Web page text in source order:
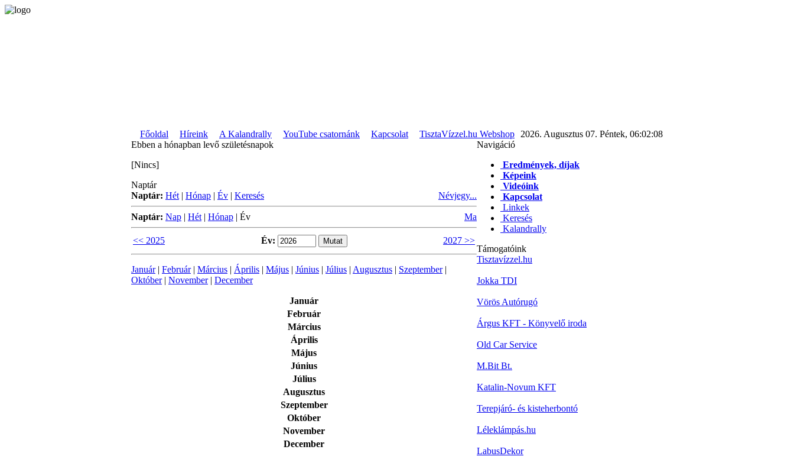
Főoldal Híreink A Kalandrally YouTube csatornánk Kapcsolat TisztaVízzel.hu Webshop
2026. Augusztus 07. Péntek, 06:02:08
Ebben a hónapban levő születésnapok
[Nincs]
Naptár
Naptár: Hét | Hónap | Év | Keresés Névjegy...
Naptár: Nap | Hét | Hónap | Év Ma
<< 2025 Év: 2027 >>
Január| Február| Március | Április | Május | Június | Július | Augusztus | Szeptember|
Október| November| December
Január
Február
Március
Április
Május
Június
Július
Augusztus
Szeptember
Október
November
December
Navigáció
Eredmények, díjak
Képeink
Videóink
Kapcsolat
Linkek
Keresés
Kalandrally
Támogatóink
Tisztavízzel.hu
Jokka TDI
Vörös Autórugó
Árgus KFT - Könyvelő iroda
Old Car Service
M.Bit Bt.
Katalin-Novum KFT
Terepjáró- és kisteherbontó
Léleklámpás.hu
LabusDekor